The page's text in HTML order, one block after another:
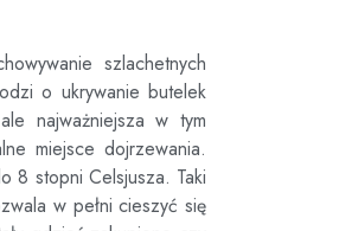
szlachetnych
o ukrywanie butelek
najważniejsza w tym
miejsce dojrzewania.
8 stopni Celsjusza. Taki
w pełni cieszyć się